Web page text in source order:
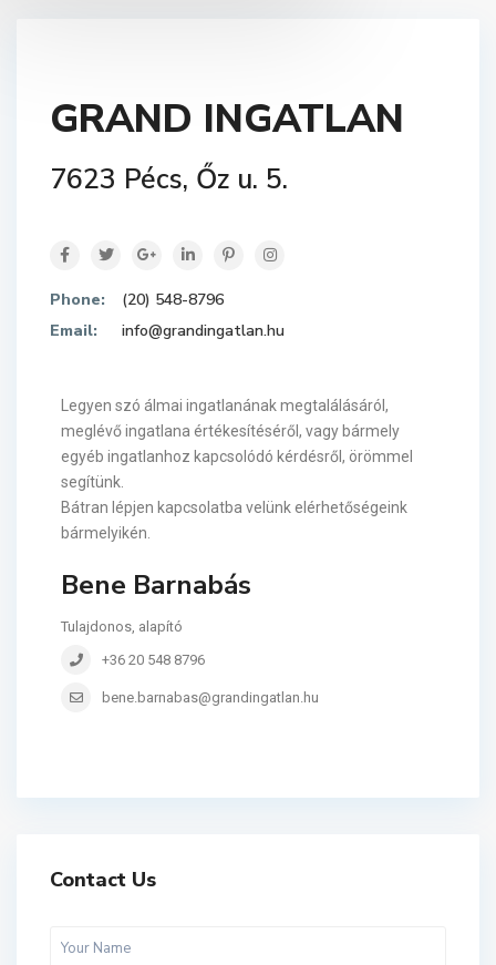
GRAND INGATLAN
7623 Pécs, Őz u. 5.
Phone:
(20) 548-8796
Email:
info@grandingatlan.hu
Legyen szó álmai ingatlanának megtalálásáról,
meglévő ingatlana értékesítéséről, vagy bármely
egyéb ingatlanhoz kapcsolódó kérdésről, örömmel
segítünk.
Bátran lépjen kapcsolatba velünk elérhetőségeink
bármelyikén.
Bene Barnabás
Tulajdonos, alapító
+36 20 548 8796
bene.barnabas@grandingatlan.hu
Contact Us